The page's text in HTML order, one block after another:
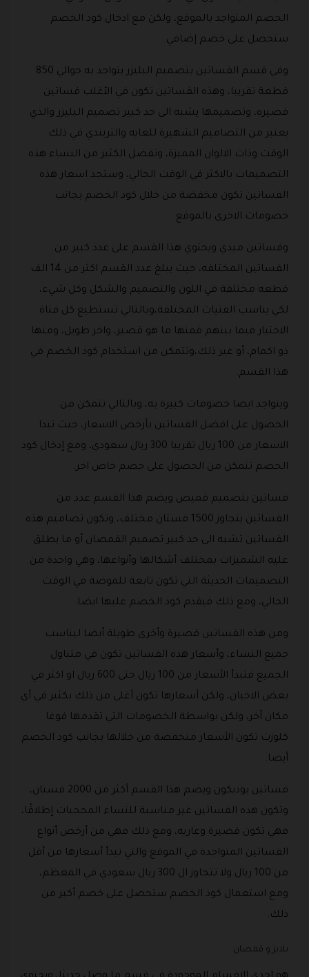
الخصم المتواجد بالموقع، ولكن مع ادخال كود الخصم
ستحصل على خصم إضافي.
وفي قسم الفساتين بتصميم البليزر يتواجد به حوالي 850
قطعة تقريبا، وهذه الفساتين تكون في الأغلب فساتين
قصيره، وتصميمها يشبه الى حد كبير تصميم البليزر والذي
يعتبر من التصاميم الشهيرة للغايه والتريندي في ذلك
الوقت وذات الالوان المميزة، وتفضل الكثير من النساء هذه
التصميمات بالاكثر في الوقت الحالي، وستجد اسعار هذه
الفساتين تكون مخفضة من خلال كود الخصم بجانب
خصومات الاخرى بالموقع.
وفساتين ميدي ويحتوي هذا القسم على عدد كبير من
الفساتين المختلفه، حيث يبلغ عدد القسم اكثر من 14 الف
قطعه مختلفة في اللون والتصميم والشكل وكل شيء،
لكي يناسب الفتيات المختلفة،وبالتالي تستطيع كل فتاة
الاختيار فيما بينهم فمنها ما هو قصير، واخر طويل، ومنها
ذو اكمام، أو غير ذلك،وتتمكن من استخدام كود الخصم في
هذا القسم.
ويتواجد ايضا خصومات كبيرة به، وبالتالي تتمكن من
الحصول على افضل الفساتين بأرخص الاسعار، حيث تبدا
الاسعار من 100 ريال تقريبا 300 ريال سعودي، ومع إدخال كود
الخصم تتمكن من الحصول على خصم خاص اخر.
فساتين بتصميم قميص ويضم هذا القسم عدد من
الفساتين يتجاوز 1500 فستان مختلف، وتكون تصاميم هذه
الفساتين تشبه الى حد كبير تصميم القمصان أو ما يطلق
عليه الشميزات بمختلف أشكالها وأنواعها، وهي واحدة من
التصميمات الحديثة التي تكون تابعة للموضة في الوقت
الحالي، ومع ذلك فيقدم كود الخصم عليها ايضا.
ومن هذه الفساتين قصيرة وأخرى طويلة أيضا ليناسب
جميع النساء، وأسعار هذه الفساتين تكون في متناول
الجميع فتبدأ الأسعار من 100 ريال حتى 600 ريال او اكثر في
بعض الاحيان، ولكن أسعارها تكون أغلى من ذلك بكثير في أي
مكان آخر، ولكن بواسطة الخصومات التي تقدمها فوغا
كلوزت تكون الأسعار منخفضة من خلالها بجانب كود الخصم
أيضا.
فساتين بوديكون ويضم هذا القسم أكثر من 2000 فستان،
وتكون هذه الفساتين غير مناسبة للنساء المحجبات إطلاقًا،
فهي تكون قصيرة وعاريه، ومع ذلك فهي من أرخص أنواع
الفساتين المتواجدة في الموقع والتي تبدأ أسعارها من أقل
من 100 ريال ولا تتجاوز ال 300 ريال سعودي في المعظم،
ومع استعمال كود الخصم ستحصل على خصم أكبر من
ذلك.
بلايز و قمصان